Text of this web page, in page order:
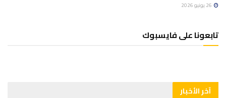
تابعونا على فايسبوك
آخر الأخبار